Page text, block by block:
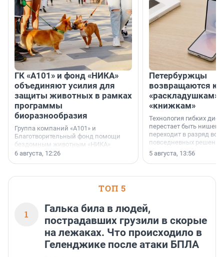
ГК «А101» и фонд «НИКА»
объединяют усилия для
защиты животных в рамках
программы
биоразнообразия
Группа компаний «А101» и
Благотворительный фонд помощи
бездомным животным «НИКА»
заключили соглашение о
6 августа, 12:26
Петербуржцы
возвращаются к
«раскладушкам»
«книжкам»
Технология гибких
перестает быть
переходит в разряд
повседневных
5 августа, 13:56
ТОП 5
1
Галька била в людей,
пострадавших грузили в скорые
на лежаках. Что происходило в
Геленджике после атаки БПЛА